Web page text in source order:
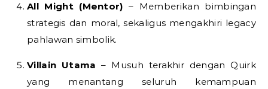
All Might (Mentor) – Memberikan bimbingan
strategis dan moral, sekaligus mengakhiri legacy
pahlawan simbolik.
Villain Utama – Musuh terakhir dengan Quirk
yang menantang seluruh kemampuan